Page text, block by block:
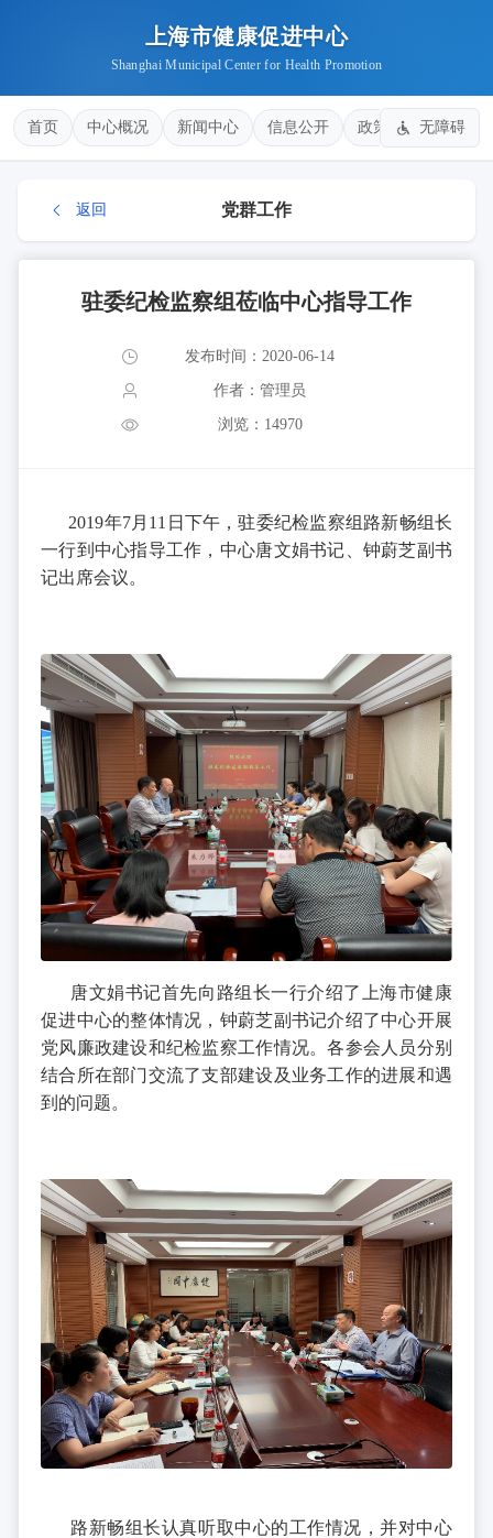
上海市健康促进中心
Shanghai Municipal Center for Health Promotion
首页 中心概况 新闻中心 信息公开 政策法规 健康
无障碍
返回 党群工作
驻委纪检监察组莅临中心指导工作
发布时间：2020-06-14
作者：管理员
浏览：14970
2019年7月11日下午，驻委纪检监察组路新畅组长
一行到中心指导工作，中心唐文娟书记、钟蔚芝副书
记出席会议。
唐文娟书记首先向路组长一行介绍了上海市健康
促进中心的整体情况，钟蔚芝副书记介绍了中心开展
党风廉政建设和纪检监察工作情况。各参会人员分别
结合所在部门交流了支部建设及业务工作的进展和遇
到的问题。
路新畅组长认真听取中心的工作情况，并对中心